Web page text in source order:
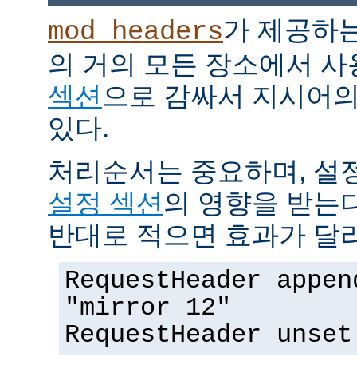
mod_headers가 제공하
의 거의 모든 장소에서
섹션으로 감싸서 지시어
있다.
처리순서는 중요하며, 설
설정 섹션의 영향을 받는
반대로 적으면 효과가 달
RequestHeader
"mirror 12"
RequestHeader